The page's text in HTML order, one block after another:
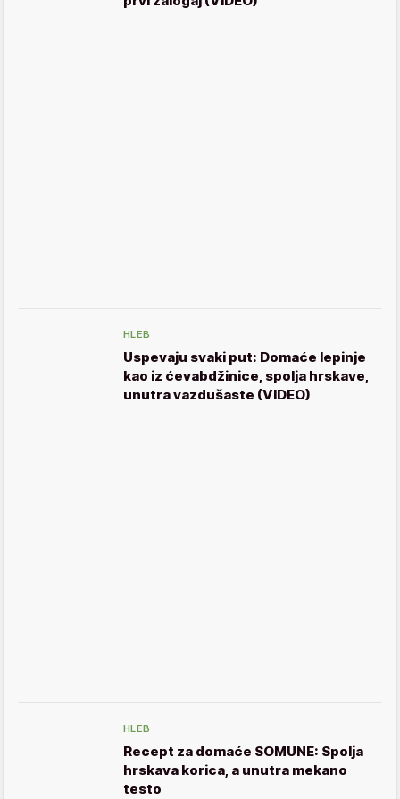
HLEB
Uspevaju svaki put: Domaće lepinje
kao iz ćevabdžinice, spolja hrskave,
unutra vazdušaste (VIDEO)
HLEB
Recept za domaće SOMUNE: Spolja
hrskava korica, a unutra mekano
testo